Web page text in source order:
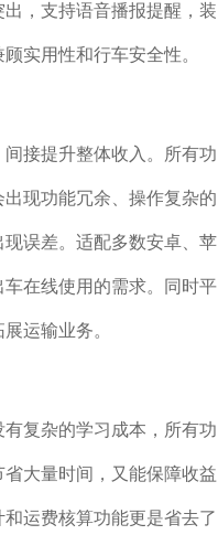
，支持语音播报提醒，装
实用性和行车安全性。
接提升整体收入。所有功
现功能冗余、操作复杂的
误差。适配多数安卓、苹
在线使用的需求。同时平
运输业务。
复杂的学习成本，所有功
大量时间，又能保障收益
运费核算功能更是省去了